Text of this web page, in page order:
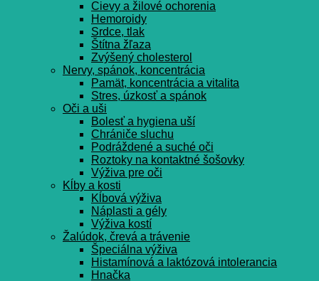
Cievy a žilové ochorenia
Hemoroidy
Srdce, tlak
Štítna žľaza
Zvýšený cholesterol
Nervy, spánok, koncentrácia
Pamät, koncentrácia a vitalita
Stres, úzkosť a spánok
Oči a uši
Bolesť a hygiena uší
Chrániče sluchu
Podráždené a suché oči
Roztoky na kontaktné šošovky
Výživa pre oči
Kĺby a kosti
Kĺbová výživa
Náplasti a gély
Výživa kostí
Žalúdok, črevá a trávenie
Špeciálna výživa
Histamínová a laktózová intolerancia
Hnačka